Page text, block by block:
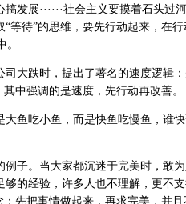
发展······社会主义要摸着石头过
等待”的思维，要先行动起来，在
跌时，提出了著名的速度逻辑
中强调的是速度，先行动再改善。
吃小鱼，而是快鱼吃慢鱼，谁
。当大家都沉迷于完美时，敢
的经验，许多人也不理解，更不
：先把事情做起来，再求完美，并